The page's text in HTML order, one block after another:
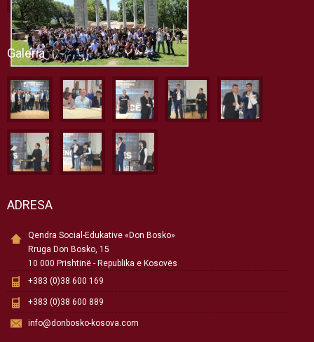
Galeria
ADRESA
Qendra Social-Edukative «Don Bosko»
Rruga Don Bosko, 15
10 000 Prishtinë - Republika e Kosovës
+383 (0)38 600 169
+383 (0)38 600 889
info@donbosko-kosova.com